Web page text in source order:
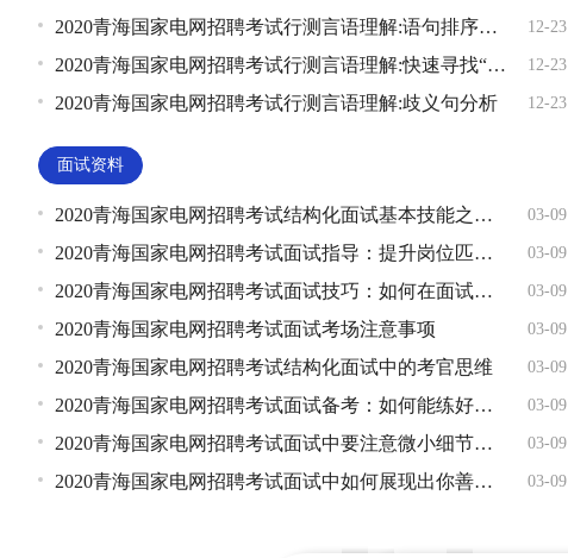
12-23
2020青海国家电网招聘考试行测言语理解:语句排序之解
12-23
2020青海国家电网招聘考试行测言语理解:快速寻找“关键词”
12-23
2020青海国家电网招聘考试行测言语理解:歧义句分析
面试资料
03-09
2020青海国家电网招聘考试结构化面试基本技能之应变能力
03-09
2020青海国家电网招聘考试面试指导：提升岗位匹配度
03-09
2020青海国家电网招聘考试面试技巧：如何在面试答题中“长袖善
03-09
2020青海国家电网招聘考试面试考场注意事项
03-09
2020青海国家电网招聘考试结构化面试中的考官思维
03-09
2020青海国家电网招聘考试面试备考：如何能练好表达能力
03-09
2020青海国家电网招聘考试面试中要注意微小细节的重要性
03-09
2020青海国家电网招聘考试面试中如何展现出你善良的一面